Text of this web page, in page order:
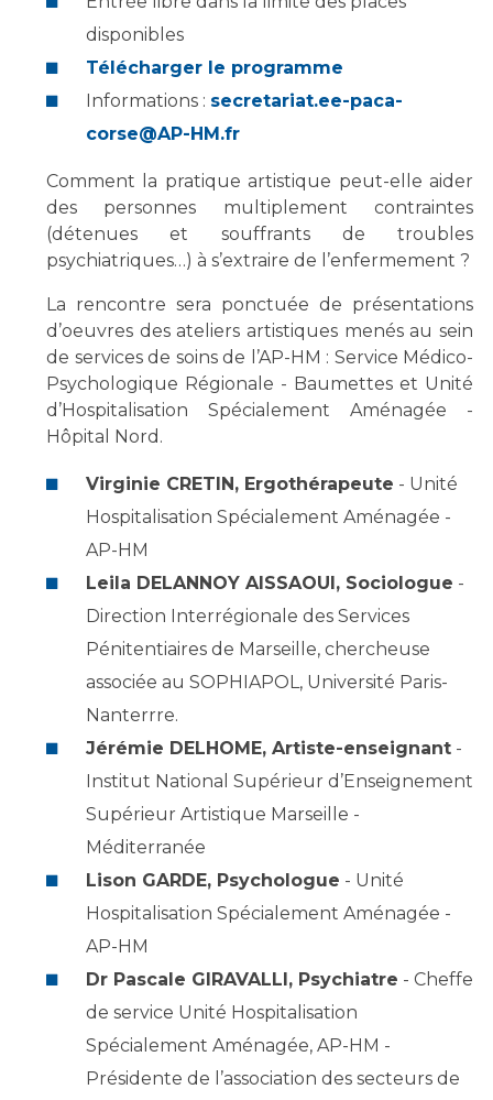
Salon des familles
Transports sanitaires
Vos droits, vos devoirs
Handi 13
Pôle Médecine Physique et Réadaptation
Accueil sourds et malentendants
Charte Romain Jacob
Mouvement Parcours Handicap 13
Activité physique
Médecine nucléaire
Maladies rares
Maternité Hôpital Nord
La Commission Des Usagers (CDU)
Les Comités Locaux des Usagers
Le projet des usagers
Qualité
Les structures de recherche
Écoles et Instituts de Formation
Plateforme des internes
Professionnels de santé
Adresser un patient
Réseaux de soins
Adresser un examen au Laboratoire de Biologie
Médicale
Radiologie / Imagerie
Les pôles d'activité médicale
Anatomie et Cytologie Pathologiques
Adresser un examen au Laboratoire d'Infectiologie
Centres de référence Maladies Rares
Plateforme d'Expertise Maladies Rares
Communiqués de presse
Dossiers de presse
Médiathèque
Fournisseurs
Liste des marchés conclus
Documents utiles
disponibles
Télécharger le programme
Informations : secretariat.ee-paca-
corse@AP-HM.fr
Comment la pratique artistique peut-elle aider
des personnes multiplement contraintes
(détenues et souffrants de troubles
psychiatriques…) à s’extraire de l’enfermement ?
La rencontre sera ponctuée de présentations
d’oeuvres des ateliers artistiques menés au sein
de services de soins de l’AP-HM : Service Médico-
Psychologique Régionale - Baumettes et Unité
d’Hospitalisation Spécialement Aménagée -
Hôpital Nord.
Virginie CRETIN, Ergothérapeute - Unité
Hospitalisation Spécialement Aménagée -
AP-HM
Leila DELANNOY AISSAOUI, Sociologue -
Direction Interrégionale des Services
Pénitentiaires de Marseille, chercheuse
associée au SOPHIAPOL, Université Paris-
Nanterrre.
Jérémie DELHOME, Artiste-enseignant -
Institut National Supérieur d’Enseignement
Supérieur Artistique Marseille -
Méditerranée
Lison GARDE, Psychologue - Unité
Hospitalisation Spécialement Aménagée -
AP-HM
Dr Pascale GIRAVALLI, Psychiatre - Cheffe
de service Unité Hospitalisation
Spécialement Aménagée, AP-HM -
Présidente de l’association des secteurs de